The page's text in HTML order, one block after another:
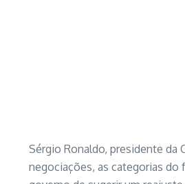
Sérgio Ronaldo, presidente da
negociações, as categorias